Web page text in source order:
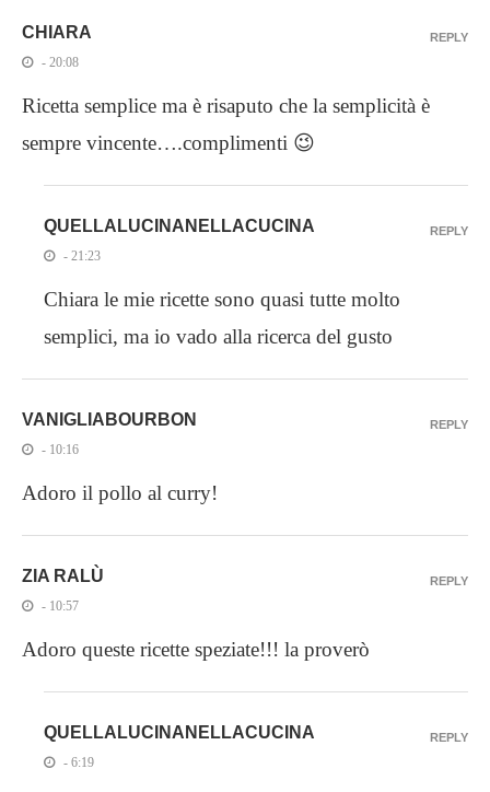
CHIARA
- 20:08
Ricetta semplice ma è risaputo che la semplicità è
sempre vincente….complimenti 😉
REPLY
QUELLALUCINANELLACUCINA
- 21:23
Chiara le mie ricette sono quasi tutte molto
semplici, ma io vado alla ricerca del gusto
REPLY
VANIGLIABOURBON
- 10:16
Adoro il pollo al curry!
REPLY
ZIA RALÙ
- 10:57
Adoro queste ricette speziate!!! la proverò
REPLY
QUELLALUCINANELLACUCINA
- 6:19
REPLY